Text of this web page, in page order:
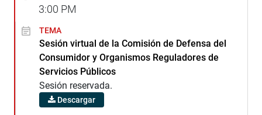
3:00 PM
TEMA
Sesión virtual de la Comisión de Defensa del
Consumidor y Organismos Reguladores de
Servicios Públicos
Sesión reservada.
Descargar